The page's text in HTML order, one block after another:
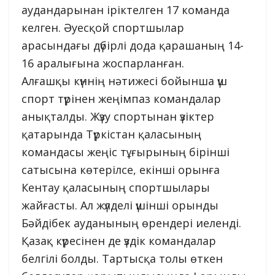
аудандарынан іріктелген 17 команда
келген. Әуесқой спортшылар
арасындағы дүбірлі дода қарашаның 14-
16 аралығына жоспарланған.
Алғашқы күннің нәтижесі бойынша үш
спорт түрінен жеңімпаз командалар
анықталды. Жүзу спортынан үзіктер
қатарында Түркістан қаласының
командасы жеңіс тұғырының бірінші
сатысына көтерілсе, екінші орынға
Кентау қаласының спортшылары
жайғасты. Ал жүлделі үшінші орынды
Бәйдібек ауданының өрендері иеленді.
Қазақ күресінен де үздік командалар
белгілі болды. Тартысқа толы өткен